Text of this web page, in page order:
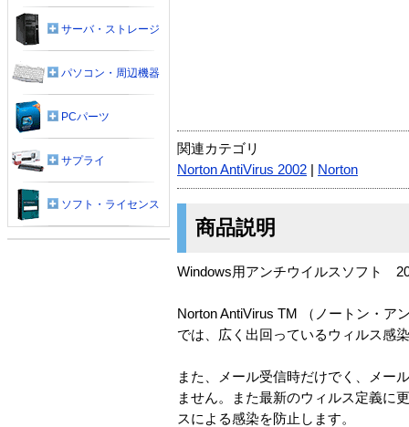
関連カテゴリ
Norton AntiVirus 2002
Norton
商品説明
Windows用アンチウイルスソフト
Norton AntiVirus TM （ノートン・ア
では、広く出回っているウィルス感
また、メール受信時だけでく、メー
ません。また最新のウィルス定義に
スによる感染を防止します。
サーバ・ストレージ
パソコン・周辺機器
PCパーツ
サプライ
ソフト・ライセンス